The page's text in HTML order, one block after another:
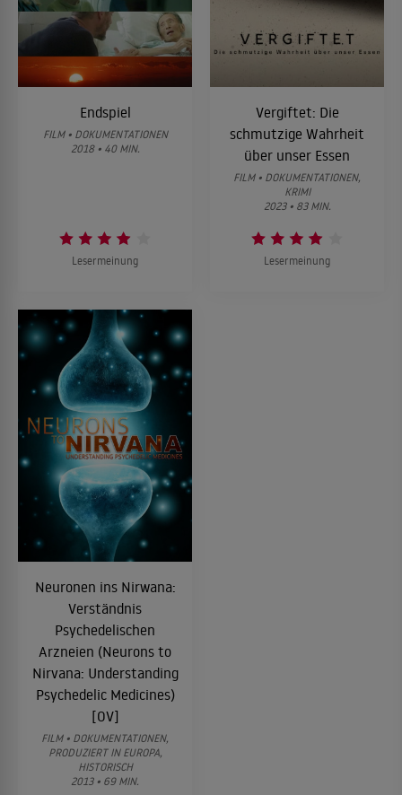
Endspiel
FILM • DOKUMENTATIONEN
2018 • 40 MIN.
Lesermeinung
Vergiftet: Die
schmutzige Wahrheit
über unser Essen
FILM • DOKUMENTATIONEN,
KRIMI
2023 • 83 MIN.
Lesermeinung
Neuronen ins Nirwana:
Verständnis
Psychedelischen
Arzneien (Neurons to
Nirvana: Understanding
Psychedelic Medicines)
[OV]
FILM • DOKUMENTATIONEN,
PRODUZIERT IN EUROPA,
HISTORISCH
2013 • 69 MIN.